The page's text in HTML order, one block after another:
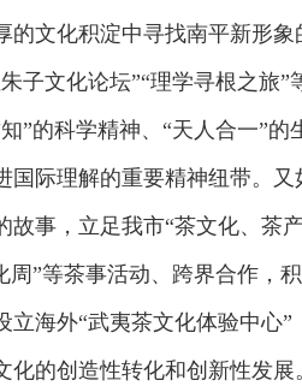
的文化积淀中寻找南平新形
子文化论坛”“理学寻根之旅
”的科学精神、“天人合一”
国际理解的重要精神纽带。
故事，立足我市“茶文化、茶
周”等茶事活动、跨界合作，
立海外“武夷茶文化体验中心
化的创造性转化和创新性发展